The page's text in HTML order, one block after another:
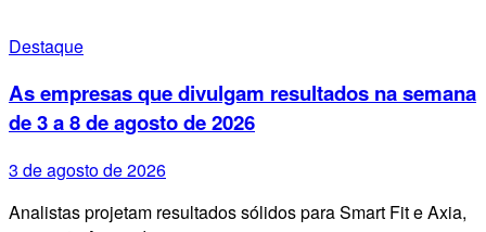
Destaque
As empresas que divulgam resultados na semana
de 3 a 8 de agosto de 2026
3 de agosto de 2026
Analistas projetam resultados sólidos para Smart Fit e Axia,